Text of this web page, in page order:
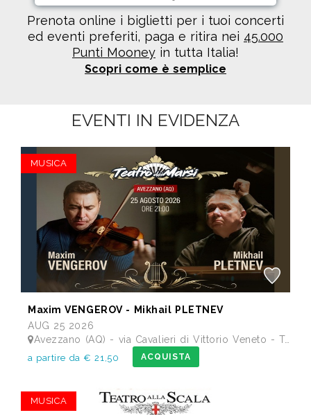
Prenota online i biglietti per i tuoi concerti
ed eventi preferiti, paga e ritira nei 45.000
Punti Mooney in tutta Italia!
Scopri come è semplice
EVENTI IN EVIDENZA
MUSICA
Maxim VENGEROV - Mikhail PLETNEV
AUG 25 2026
Avezzano (AQ) - via Cavalieri di Vittorio Veneto - Teatro dei Marsi
a partire da € 21,50 ACQUISTA
MUSICA